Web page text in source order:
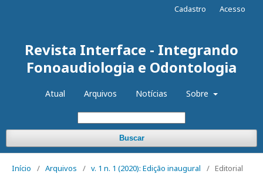
Revista Interface - Integrando
Fonoaudiologia e Odontologia
Atual Arquivos Notícias Sobre
Buscar
Cadastro Acesso
Início / Arquivos / v. 1 n. 1 (2020): Edição inaugural / Editorial